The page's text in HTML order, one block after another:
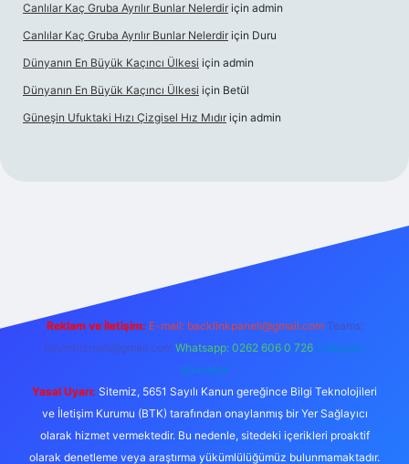
Canlılar Kaç Gruba Ayrılır Bunlar Nelerdir için admin
Canlılar Kaç Gruba Ayrılır Bunlar Nelerdir için Duru
Dünyanın En Büyük Kaçıncı Ülkesi için admin
Dünyanın En Büyük Kaçıncı Ülkesi için Betül
Güneşin Ufuktaki Hızı Çizgisel Hız Mıdır için admin
Reklam ve İletişim: E-mail: backlinkpaneli@gmail.com Teams:
forumhizmeti@gmail.com Whatsapp: 0262 606 0 726 Telegram:
@karabul
Yasal Uyarı: Sitemiz, 5651 Sayılı Kanun gereğince Bilgi Teknolojileri
ve İletişim Kurumu (BTK) tarafından onaylanmış bir Yer Sağlayıcı
olarak hizmet vermektedir. Bu nedenle, sitedeki içerikleri proaktif
olarak denetleme veya araştırma yükümlülüğümüz bulunmamaktadır.